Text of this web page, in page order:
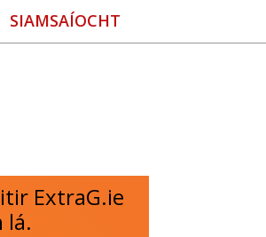
SIAMSAÍOCHT
ExtraG.ie
lá.